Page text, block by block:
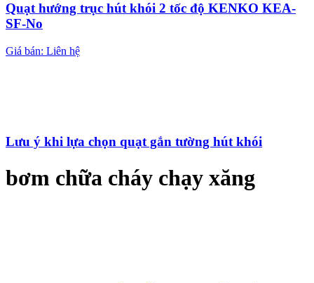
Quạt hướng trục hút khói 2 tốc độ KENKO KEA-
SF-No
Giá bán: Liên hệ
Lưu ý khi lựa chọn quạt gắn tường hút khói
bơm chữa cháy chạy xăng